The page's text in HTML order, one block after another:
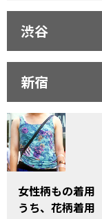
渋谷
新宿
女性柄もの着用
うち、花柄着用